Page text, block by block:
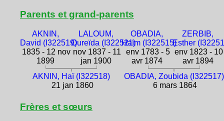
Parents et grand-parents
AKNIN,
David (I322519)
1835 - 12 nov
1899
LALOUM,
Oureïda (I322521)
nov 1837 - 11
jan 1900
OBADIA,
Haïm (I322515)
env 1783 - 5
avr 1874
ZERBIB,
Esther
env 1823 - 10
avr 1894
AKNIN, Haï (I322518)
21 jan 1860
OBADIA, Zoubida (I322517)
6 mars 1864
Frères et sœurs